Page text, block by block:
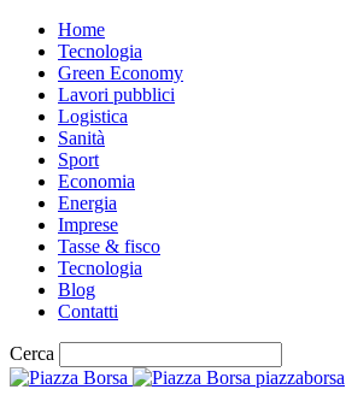
Home
Tecnologia
Green Economy
Lavori pubblici
Logistica
Sanità
Sport
Economia
Energia
Imprese
Tasse & fisco
Tecnologia
Blog
Contatti
Cerca
piazzaborsa